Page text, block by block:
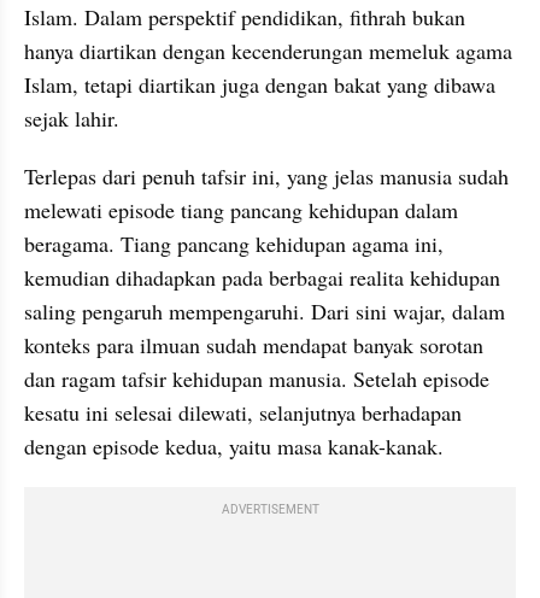
Islam. Dalam perspektif pendidikan, fithrah bukan
hanya diartikan dengan kecenderungan memeluk agama
Islam, tetapi diartikan juga dengan bakat yang dibawa
sejak lahir.
Terlepas dari penuh tafsir ini, yang jelas manusia sudah
melewati episode tiang pancang kehidupan dalam
beragama. Tiang pancang kehidupan agama ini,
kemudian dihadapkan pada berbagai realita kehidupan
saling pengaruh mempengaruhi. Dari sini wajar, dalam
konteks para ilmuan sudah mendapat banyak sorotan
dan ragam tafsir kehidupan manusia. Setelah episode
kesatu ini selesai dilewati, selanjutnya berhadapan
dengan episode kedua, yaitu masa kanak-kanak.
ADVERTISEMENT